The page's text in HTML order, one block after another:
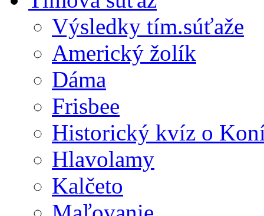
Výsledky tím.súťaže
Americký žolík
Dáma
Frisbee
Historický kvíz o
Hlavolamy
Kalčeto